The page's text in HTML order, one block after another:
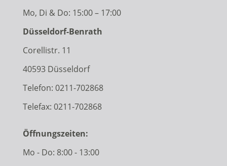
Mo, Di & Do: 15:00 – 17:00
Düsseldorf-Benrath
Corellistr. 11
40593 Düsseldorf
Telefon: 0211-702868
Telefax: 0211-702868
Öffnungszeiten:
Mo - Do: 8:00 - 13:00